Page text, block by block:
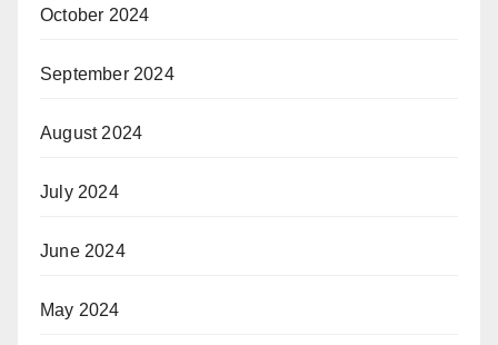
October 2024
September 2024
August 2024
July 2024
June 2024
May 2024